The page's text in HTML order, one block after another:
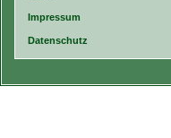
Impressum
Datenschutz